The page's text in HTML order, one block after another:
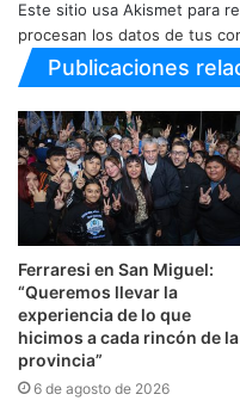
Este sitio usa Akismet para
procesan los datos de tus
Publicaciones
Ferraresi en San Miguel:
“Queremos llevar la
experiencia de lo que
hicimos a cada rincón de la
provincia”
6 de agosto de 2026